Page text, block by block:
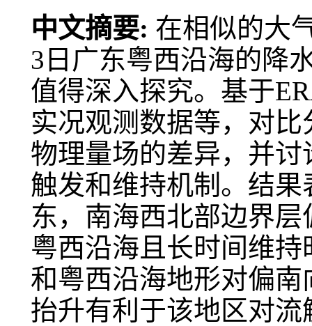
中文摘要: 在相似的大
3日广东粤西沿海的降
值得深入探究。基于
实况观测数据等，对
物理量场的差异，并
触发和维持机制。结
东，南海西北部边界
粤西沿海且长时间维
和粤西沿海地形对偏
抬升有利于该地区对